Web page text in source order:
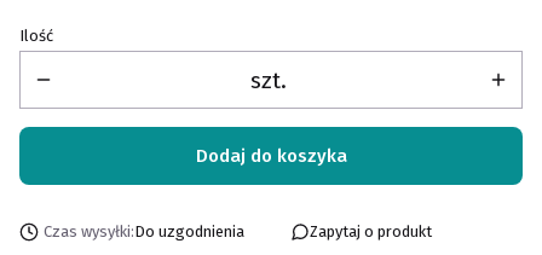
Ilość
szt.
Dodaj do koszyka
Czas wysyłki:Do uzgodnienia Zapytaj o produkt